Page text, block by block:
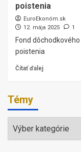
poistenia
EuroEkonóm.sk
12. mája 2025
1
Fond dôchodkového
poistenia
Čítať ďalej
Témy
Témy